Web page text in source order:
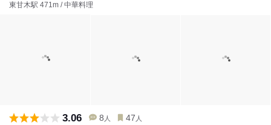
東甘木駅 471m / 中華料理
3.06 8 人 47 人